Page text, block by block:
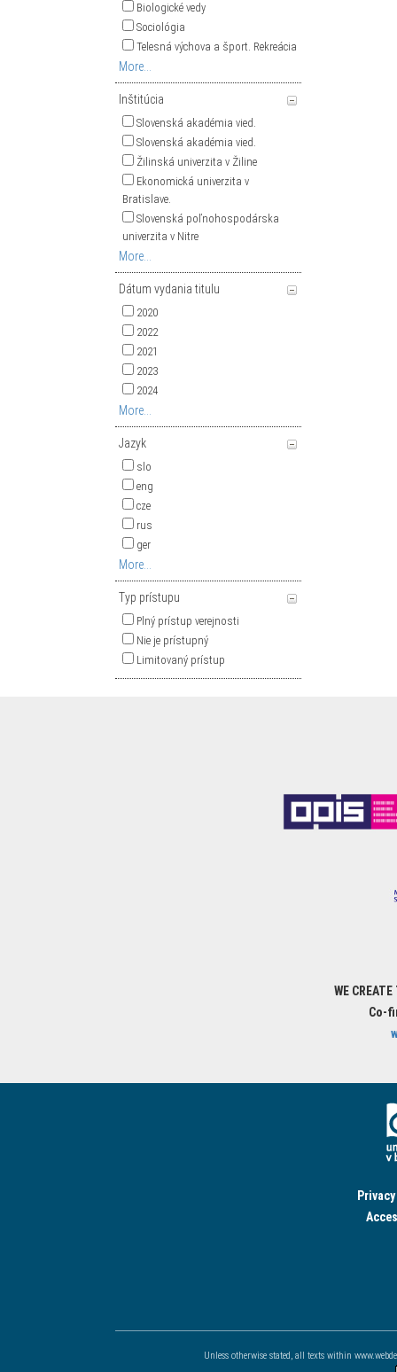
Biologické vedy
Sociológia
Telesná výchova a šport. Rekreácia
More...
Inštitúcia
Slovenská akadémia vied.
Slovenská akadémia vied.
Žilinská univerzita v Žiline
Ekonomická univerzita v
Bratislave.
Slovenská poľnohospodárska
univerzita v Nitre
More...
Dátum vydania titulu
2020
2022
2021
2023
2024
More...
Jazyk
slo
eng
cze
rus
ger
More...
Typ prístupu
Plný prístup verejnosti
Nie je prístupný
Limitovaný prístup
WE
Co-
Unless otherwise stated, all texts within